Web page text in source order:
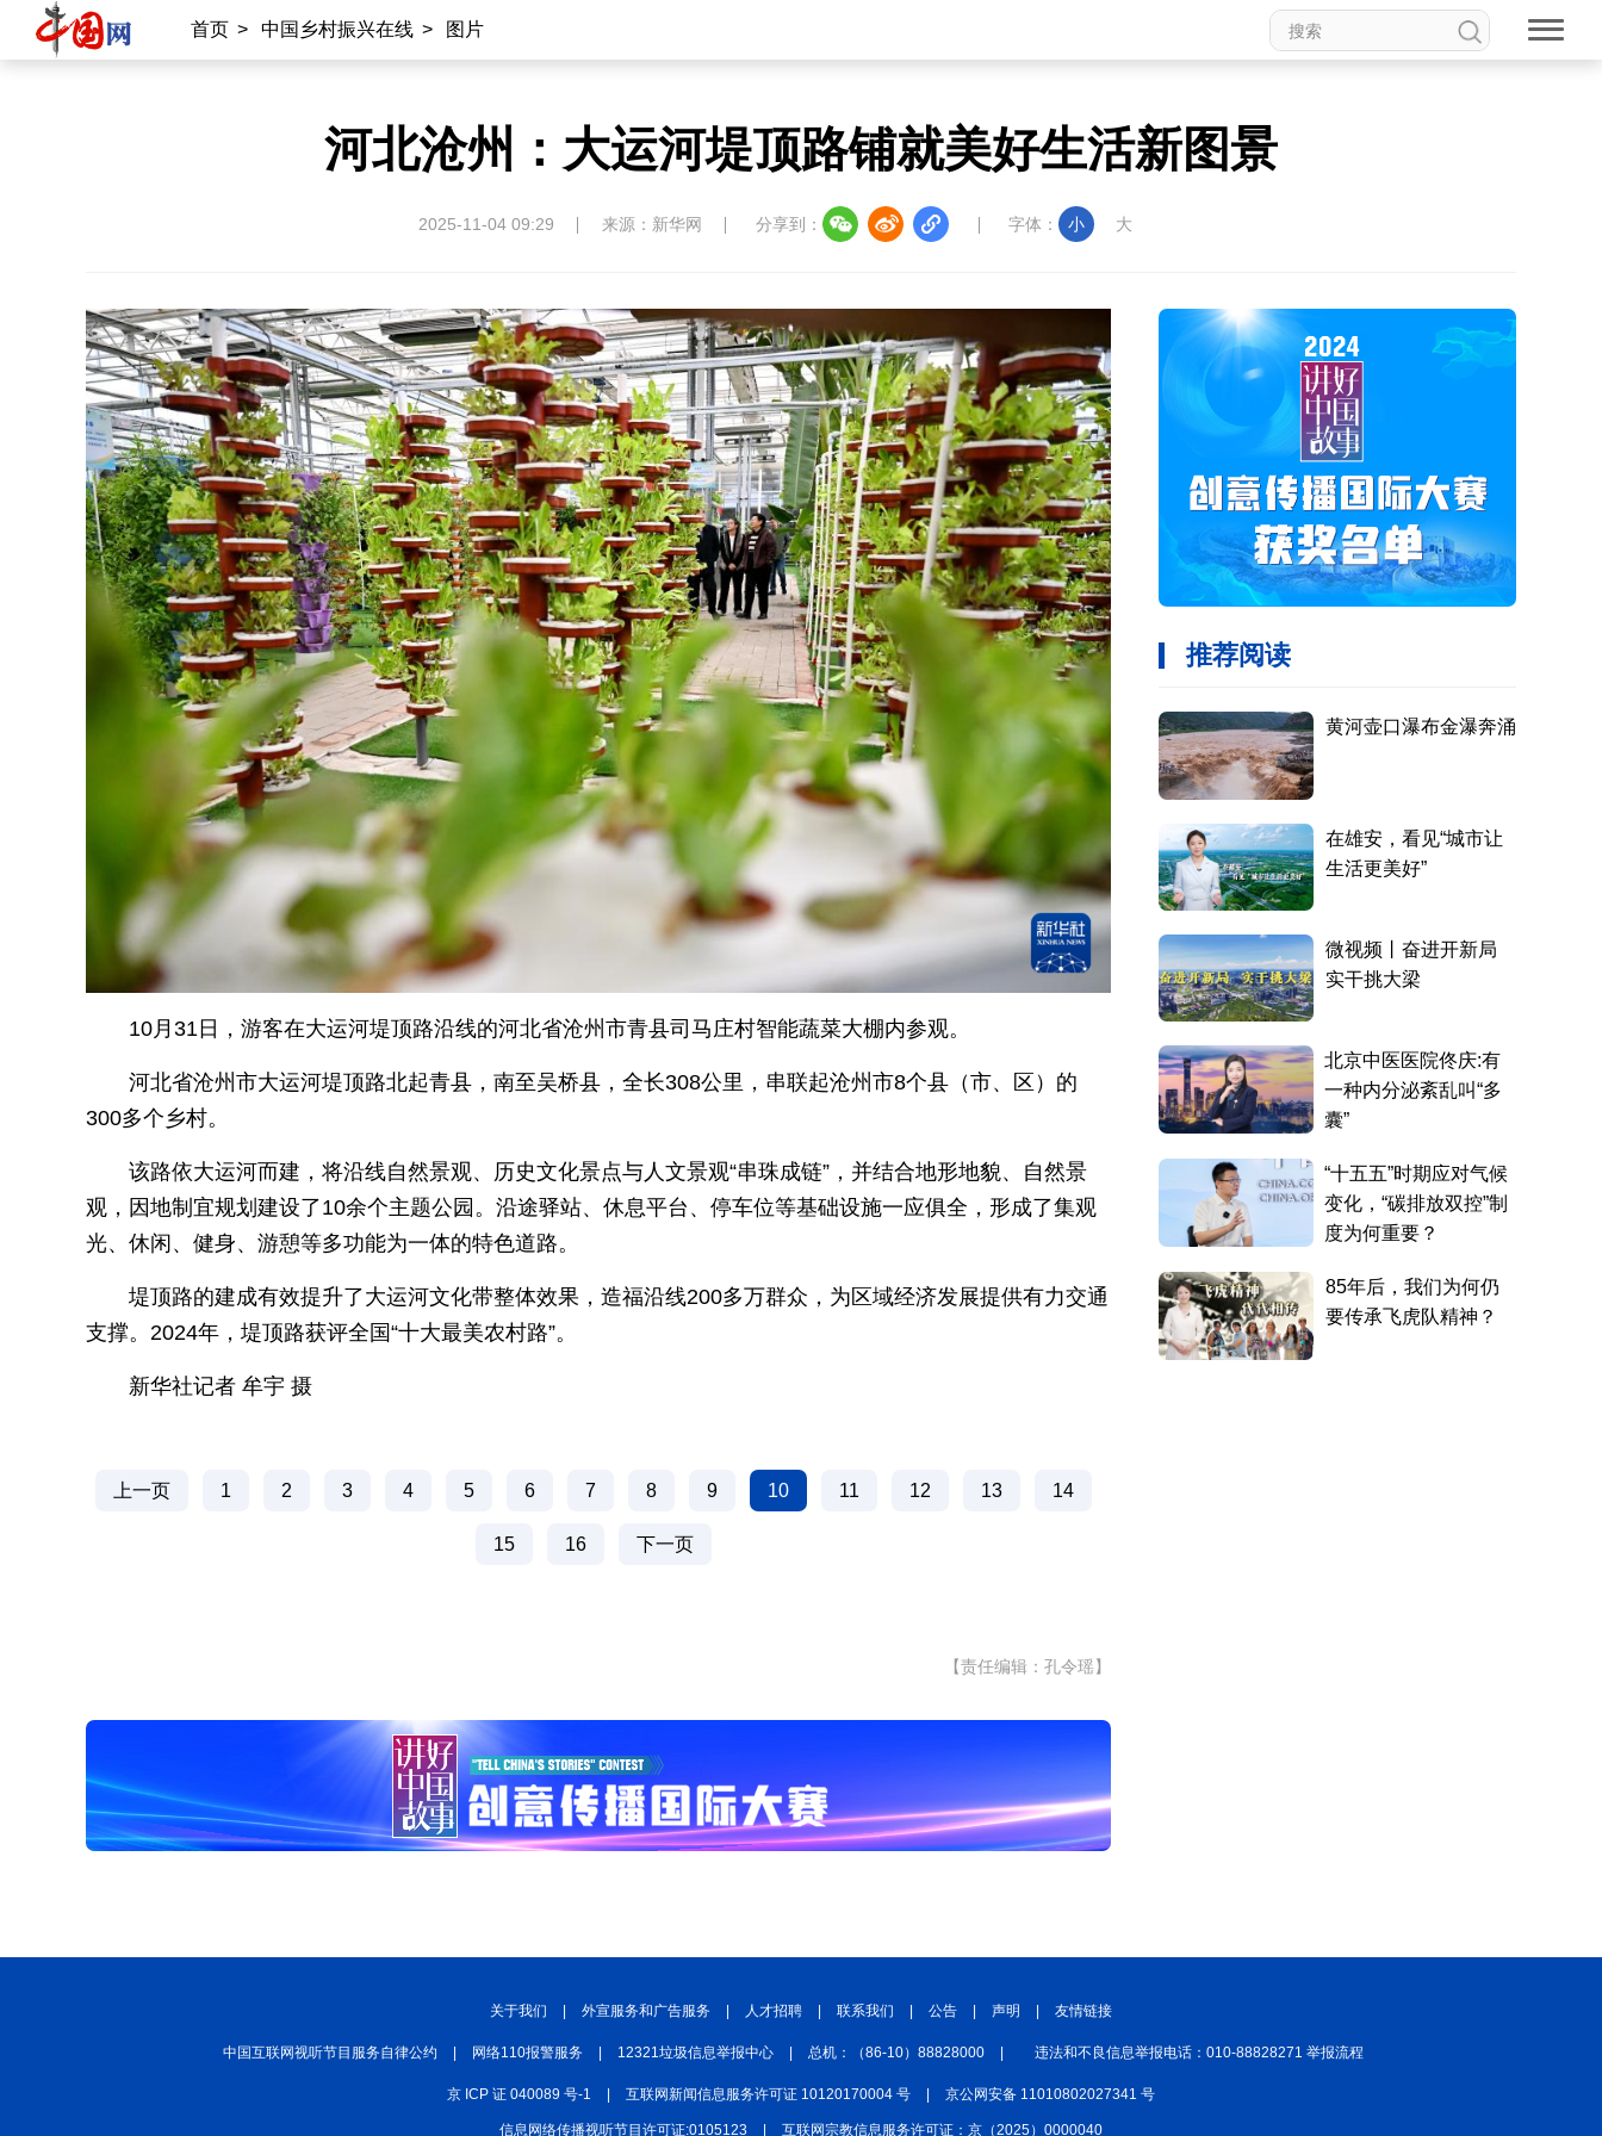
首页 > 中国乡村振兴在线 > 图片
河北沧州：大运河堤顶路铺就美好生活新图景
2025-11-04 09:29 来源：新华网 分享到： 字体： 小 大
10月31日，游客在大运河堤顶路沿线的河北省沧州市青县司马庄村智能蔬菜大棚内参观。
河北省沧州市大运河堤顶路北起青县，南至吴桥县，全长308公里，串联起沧州市8个县（市、区）的
300多个乡村。
该路依大运河而建，将沿线自然景观、历史文化景点与人文景观“串珠成链”，并结合地形地貌、自然景
观，因地制宜规划建设了10余个主题公园。沿途驿站、休息平台、停车位等基础设施一应俱全，形成了集观
光、休闲、健身、游憩等多功能为一体的特色道路。
堤顶路的建成有效提升了大运河文化带整体效果，造福沿线200多万群众，为区域经济发展提供有力交通
支撑。2024年，堤顶路获评全国“十大最美农村路”。
新华社记者 牟宇 摄
上一页 1 2 3 4 5 6 7 8 9 10 11 12 13 14
15 16 下一页
【责任编辑：孔令瑶】
关于我们 | 外宣服务和广告服务 | 人才招聘 | 联系我们 | 公告 | 声明 | 友情链接
中国互联网视听节目服务自律公约 | 网络110报警服务 | 12321垃圾信息举报中心 | 总机：（86-10）88828000 | 违法和不良信息举报电话：010-88828271 举报流程
京 ICP 证 040089 号-1 | 互联网新闻信息服务许可证 10120170004 号 | 京公网安备 11010802027341 号
信息网络传播视听节目许可证:0105123 | 互联网宗教信息服务许可证：京（2025）0000040